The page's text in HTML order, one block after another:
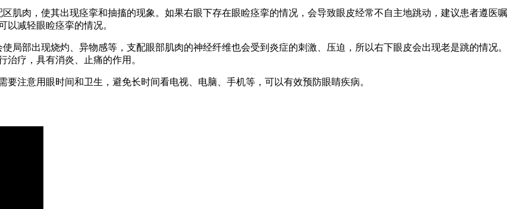
肌肉，使其出现痉挛和抽搐的现象。如果右眼下存在眼睑痉挛的情况，会导致眼皮经常不自主地跳动，建议患者遵医嘱
以减轻眼睑痉挛的情况。
局部出现烧灼、异物感等，支配眼部肌肉的神经纤维也会受到炎症的刺激、压迫，所以右下眼皮会出现老是跳的情况。
疗，具有消炎、止痛的作用。
注意用眼时间和卫生，避免长时间看电视、电脑、手机等，可以有效预防眼睛疾病。